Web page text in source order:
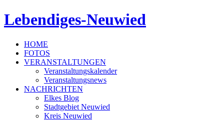
Lebendiges-Neuwied
HOME
FOTOS
VERANSTALTUNGEN
Veranstaltungskalender
Veranstaltungsnews
NACHRICHTEN
Elkes Blog
Stadtgebiet Neuwied
Kreis Neuwied